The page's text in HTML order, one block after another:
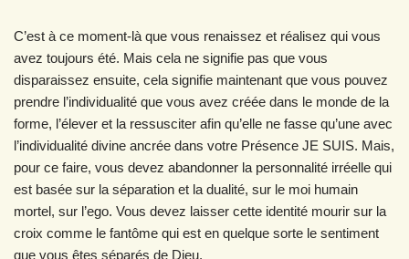
C’est à ce moment-là que vous renaissez et réalisez qui vous
avez toujours été. Mais cela ne signifie pas que vous
disparaissez ensuite, cela signifie maintenant que vous pouvez
prendre l’individualité que vous avez créée dans le monde de la
forme, l’élever et la ressusciter afin qu’elle ne fasse qu’une avec
l’individualité divine ancrée dans votre Présence JE SUIS. Mais,
pour ce faire, vous devez abandonner la personnalité irréelle qui
est basée sur la séparation et la dualité, sur le moi humain
mortel, sur l’ego. Vous devez laisser cette identité mourir sur la
croix comme le fantôme qui est en quelque sorte le sentiment
que vous êtes séparés de Dieu.